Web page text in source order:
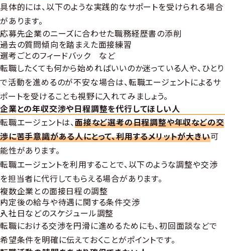
具体的には、以下のような実践的なサポートを受けられる場合
があります。
応募先企業のニーズに合わせた職務経歴書の添削
過去の質問傾向を踏まえた面接練習
選考ごとのフィードバック など
転職したくても何から始めればいいのか迷っている人や、ひとり
で活動を進めるのが不安な場合は、転職エージェントによるサ
ポートを受けることも視野に入れてみましょう。
企業との年収交渉や日程調整を代行してほしい人
転職エージェントは、面接など選考の日程調整や年収などの交
渉に苦手意識がある人にとって、利用するメリットが大きい可
能性があります。
転職エージェントを利用することで、以下のような調整や交渉
を担当者に代行してもらえる場合があります。
複数企業との面接日程の調整
内定後の給与や待遇に関する条件交渉
入社日などのスケジュール調整
転職における交渉を円滑に進めるためにも、初回面談などで
希望条件を明確に伝えておくことがポイントです。